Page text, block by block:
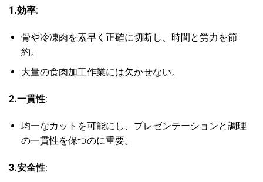
1.効率:
骨や冷凍肉を素早く正確に切断し、時間と労力を節
約。
大量の食肉加工作業には欠かせない。
2.一貫性:
均一なカットを可能にし、プレゼンテーションと調理
の一貫性を保つのに重要。
3.安全性: